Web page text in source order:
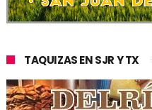
TAQUIZAS EN SJR Y TX